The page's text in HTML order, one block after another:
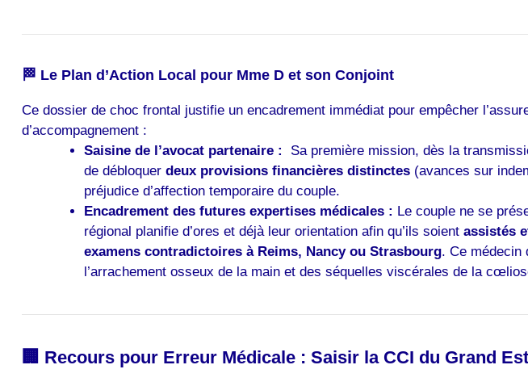
🏁 Le Plan d’Action Local pour Mme D et son Conjoint
Ce dossier de choc frontal justifie un encadrement immédiat pour empêcher
d’accompagnement :
Saisine de l’avocat partenaire : Sa première mission, dès la
de débloquer deux provisions financières distinctes(avances sur
préjudice d’affection temporaire du couple.
Encadrement des futures expertises médicales : Le couple ne se
régional planifie d’ores et déjà leur orientation afin qu’ils soient assistés
examens contradictoires à Reims, Nancy ou Strasbourg. Ce médecin
l’arrachement osseux de la main et des séquelles viscérales de la
🏢 Recours pour Erreur Médicale : Saisir la CCI du Grand Est